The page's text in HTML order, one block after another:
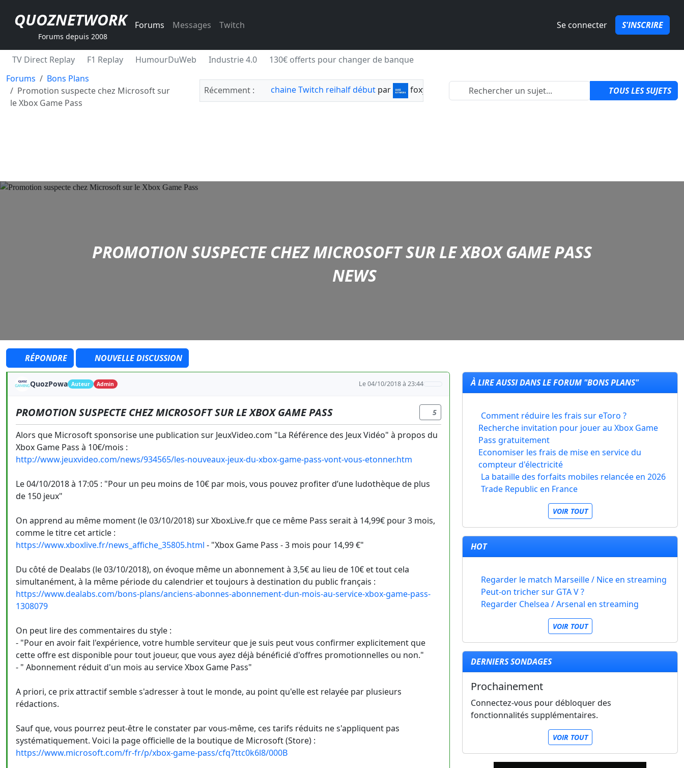
QUOZNETWORK
Forums depuis 2008
Forums Messages Twitch Se connecter S'INSCRIRE
TV Direct Replay F1 Replay HumourDuWeb Industrie 4.0
130€ offerts pour changer de banque
Forums
Bons Plans
Promotion suspecte chez Microsoft sur
le Xbox Game Pass
Récemment : chaine Twitch reihalf début par foxylabnyy 2 TOUS LES SUJETS
PROMOTION SUSPECTE CHEZ MICROSOFT SUR LE XBOX GAME PASS
NEWS
RÉPONDRE NOUVELLE DISCUSSION
QuozPowa Auteur Admin Le 04/10/2018 à 23:44
PROMOTION SUSPECTE CHEZ MICROSOFT SUR LE XBOX GAME PASS 5
Alors que Microsoft sponsorise une publication sur JeuxVideo.com "La Référence des Jeux Vidéo" à propos du
Xbox Game Pass à 10€/mois :
http://www.jeuxvideo.com/news/934565/les-nouveaux-jeux-du-xbox-game-pass-vont-vous-etonner.htm
Le 04/10/2018 à 17:05 : "Pour un peu moins de 10€ par mois, vous pouvez profiter d’une ludothèque de plus
de 150 jeux"
On apprend au même moment (le 03/10/2018) sur XboxLive.fr que ce même Pass serait à 14,99€ pour 3 mois,
comme le titre cet article :
https://www.xboxlive.fr/news_affiche_35805.html - "Xbox Game Pass - 3 mois pour 14,99 €"
Du côté de Dealabs (le 03/10/2018), on évoque même un abonnement à 3,5€ au lieu de 10€ et tout cela
simultanément, à la même période du calendrier et toujours à destination du public français :
https://www.dealabs.com/bons-plans/anciens-abonnes-abonnement-dun-mois-au-service-xbox-game-pass-
1308079
On peut lire des commentaires du style :
- "Pour en avoir fait l'expérience, votre humble serviteur que je suis peut vous confirmer explicitement que
cette offre est disponible pour tout joueur, que vous ayez déjà bénéficié d'offres promotionnelles ou non."
- " Abonnement réduit d'un mois au service Xbox Game Pass"
A priori, ce prix attractif semble s'adresser à tout le monde, au point qu'elle est relayée par plusieurs
rédactions.
Sauf que, vous pourrez peut-être le constater par vous-même, ces tarifs réduits ne s'appliquent pas
systématiquement. Voici la page officielle de la boutique de Microsoft (Store) :
https://www.microsoft.com/fr-fr/p/xbox-game-pass/cfq7ttc0k6l8/000B
À LIRE AUSSI DANS LE FORUM "BONS PLANS"
Comment réduire les frais sur eToro ?
Recherche invitation pour jouer au Xbox Game
Pass gratuitement
Economiser les frais de mise en service du
compteur d'électricité
La bataille des forfaits mobiles relancée en 2026
Trade Republic en France
VOIR TOUT
HOT
Regarder le match Marseille / Nice en streaming
Peut-on tricher sur GTA V ?
Regarder Chelsea / Arsenal en streaming
VOIR TOUT
DERNIERS SONDAGES
Prochainement
Connectez-vous pour débloquer des
fonctionnalités supplémentaires.
VOIR TOUT